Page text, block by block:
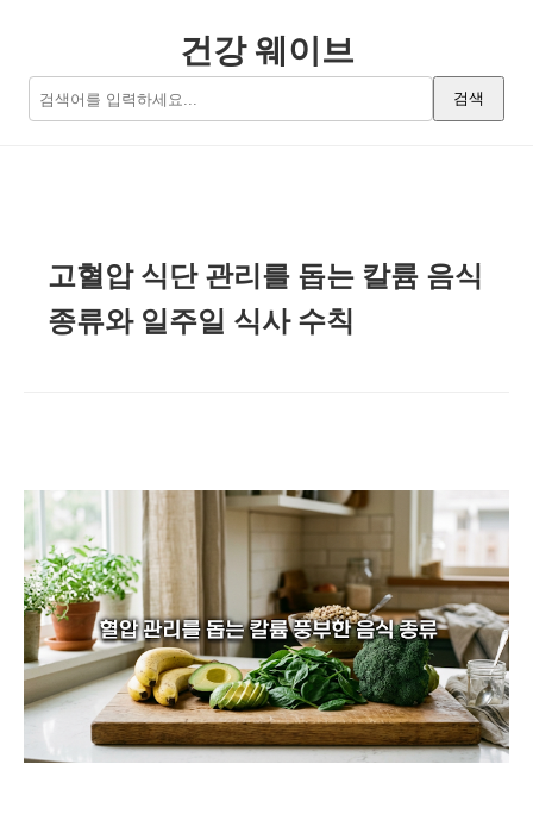
건강 웨이브
검색
고혈압 식단 관리를 돕는 칼륨 음식
종류와 일주일 식사 수칙